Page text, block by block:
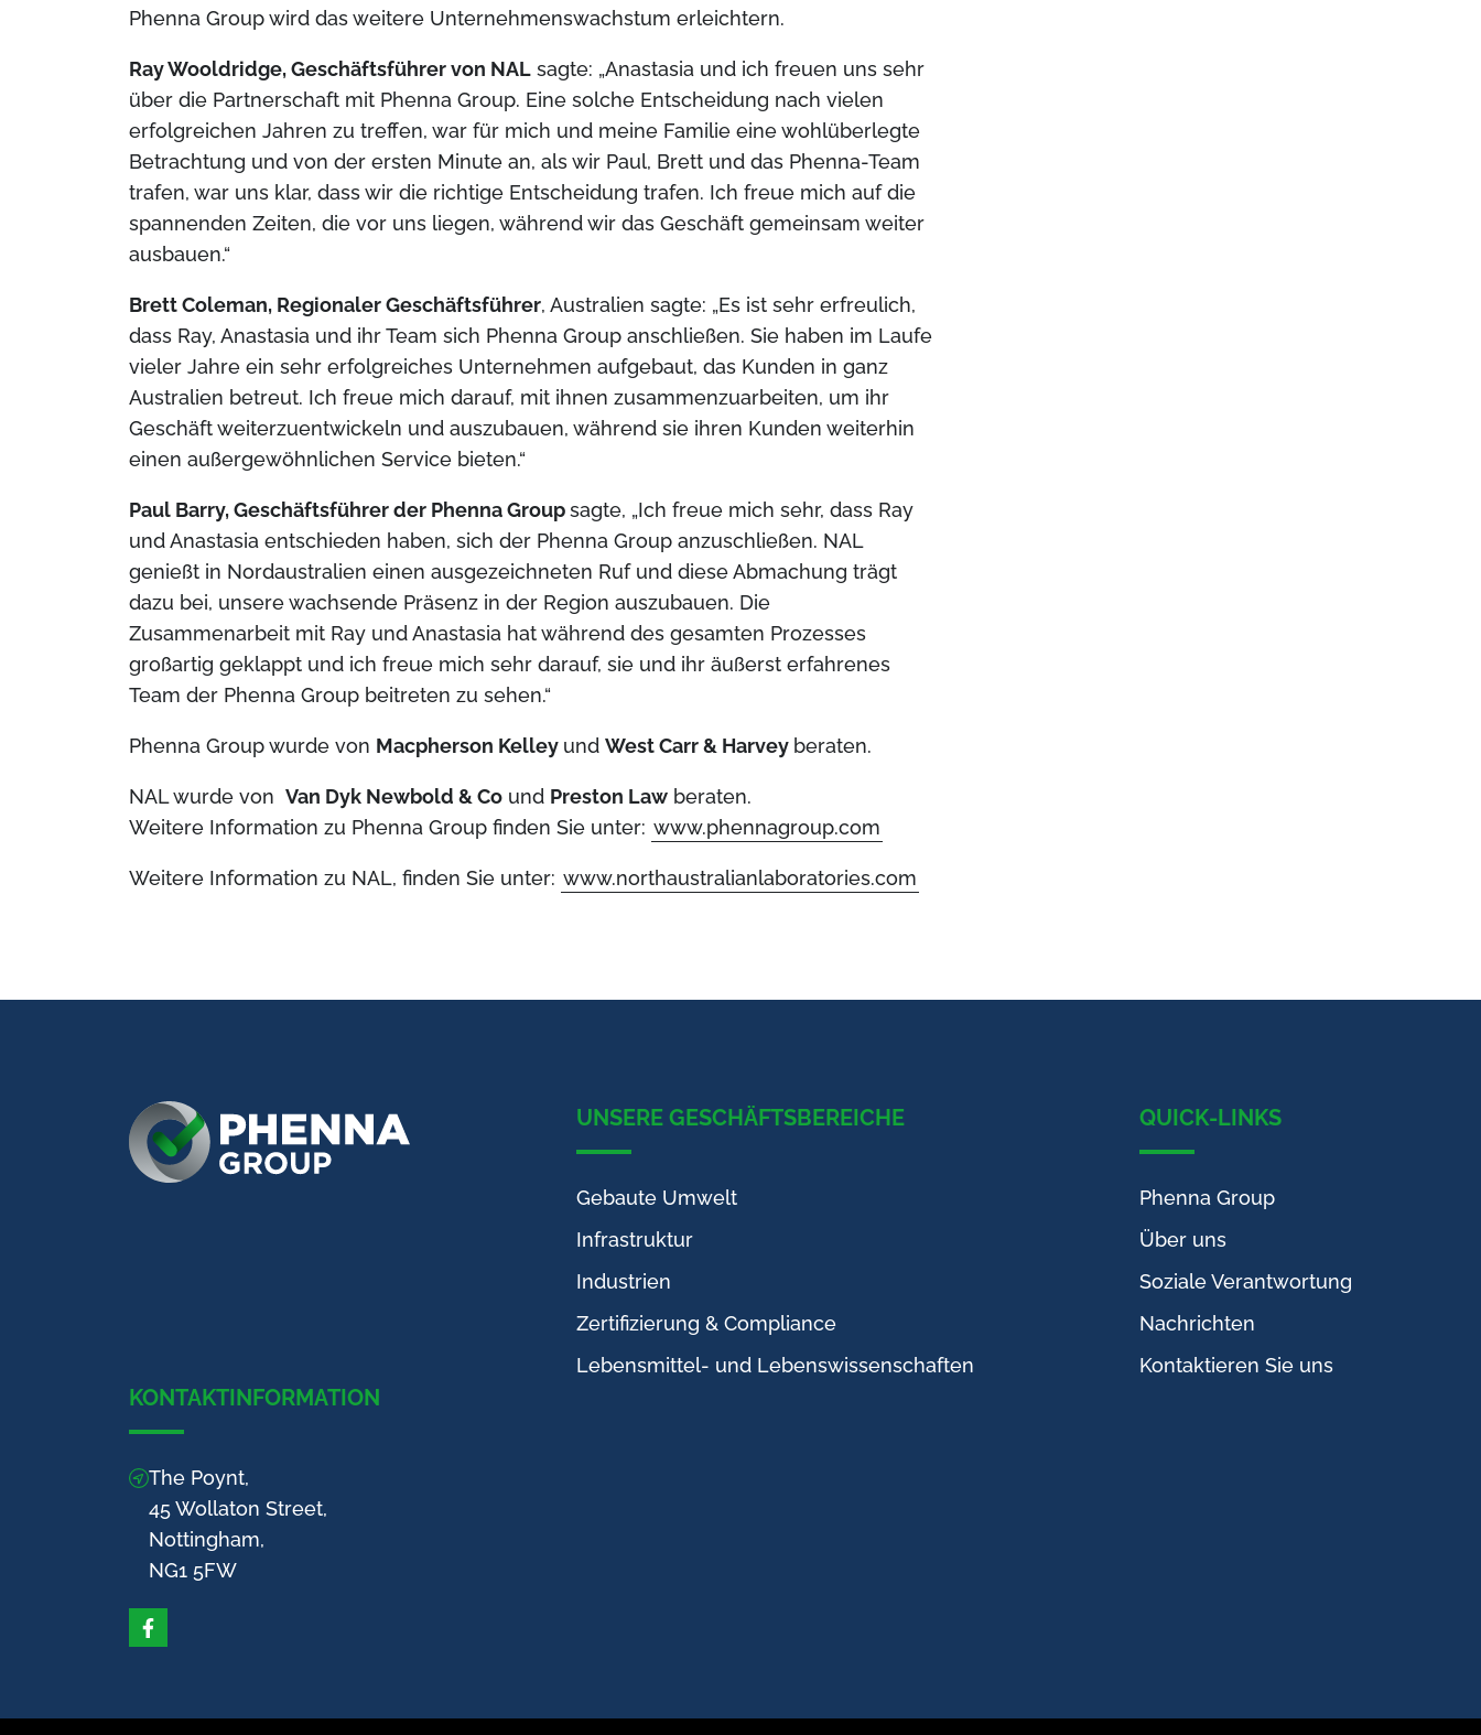
Phenna Group wird das weitere Unternehmenswachstum erleichtern.
Ray Wooldridge, Geschäftsführer von NAL sagte: „Anastasia und ich freuen uns sehr
über die Partnerschaft mit Phenna Group. Eine solche Entscheidung nach vielen
erfolgreichen Jahren zu treffen, war für mich und meine Familie eine wohlüberlegte
Betrachtung und von der ersten Minute an, als wir Paul, Brett und das Phenna-Team
trafen, war uns klar, dass wir die richtige Entscheidung trafen. Ich freue mich auf die
spannenden Zeiten, die vor uns liegen, während wir das Geschäft gemeinsam weiter
ausbauen.“
Brett Coleman, Regionaler Geschäftsführer, Australien sagte: „Es ist sehr erfreulich,
dass Ray, Anastasia und ihr Team sich Phenna Group anschließen. Sie haben im Laufe
vieler Jahre ein sehr erfolgreiches Unternehmen aufgebaut, das Kunden in ganz
Australien betreut. Ich freue mich darauf, mit ihnen zusammenzuarbeiten, um ihr
Geschäft weiterzuentwickeln und auszubauen, während sie ihren Kunden weiterhin
einen außergewöhnlichen Service bieten.“
Paul Barry, Geschäftsführer der Phenna Groupsagte, „Ich freue mich sehr, dass Ray
und Anastasia entschieden haben, sich der Phenna Group anzuschließen. NAL
genießt in Nordaustralien einen ausgezeichneten Ruf und diese Abmachung trägt
dazu bei, unsere wachsende Präsenz in der Region auszubauen. Die
Zusammenarbeit mit Ray und Anastasia hat während des gesamten Prozesses
großartig geklappt und ich freue mich sehr darauf, sie und ihr äußerst erfahrenes
Team der Phenna Group beitreten zu sehen.“
Phenna Group wurde von Macpherson Kelley und West Carr & Harvey beraten.
NAL wurde von Van Dyk Newbold & Co und Preston Law beraten.
Weitere Information zu Phenna Group finden Sie unter: www.phennagroup.com
Weitere Information zu NAL, finden Sie unter: www.northaustralianlaboratories.com
UNSERE GESCHÄFTSBEREICHE
Gebaute Umwelt
Infrastruktur
Industrien
Zertifizierung & Compliance
Lebensmittel- und Lebenswissenschaften
QUICK-LINKS
Phenna Group
Über uns
Soziale Verantwortung
Nachrichten
Kontaktieren Sie uns
KONTAKTINFORMATION
The Poynt,
45 Wollaton Street,
Nottingham,
NG1 5FW
Facebook